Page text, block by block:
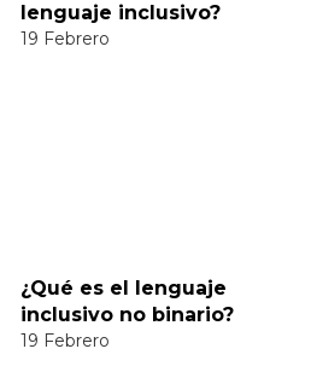
lenguaje inclusivo?
19 Febrero
¿Qué es el lenguaje
inclusivo no binario?
19 Febrero